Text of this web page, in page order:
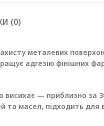
(0)
металевих поверхонь
адгезію фінішних
висихає — приблизно
масел, підходить для